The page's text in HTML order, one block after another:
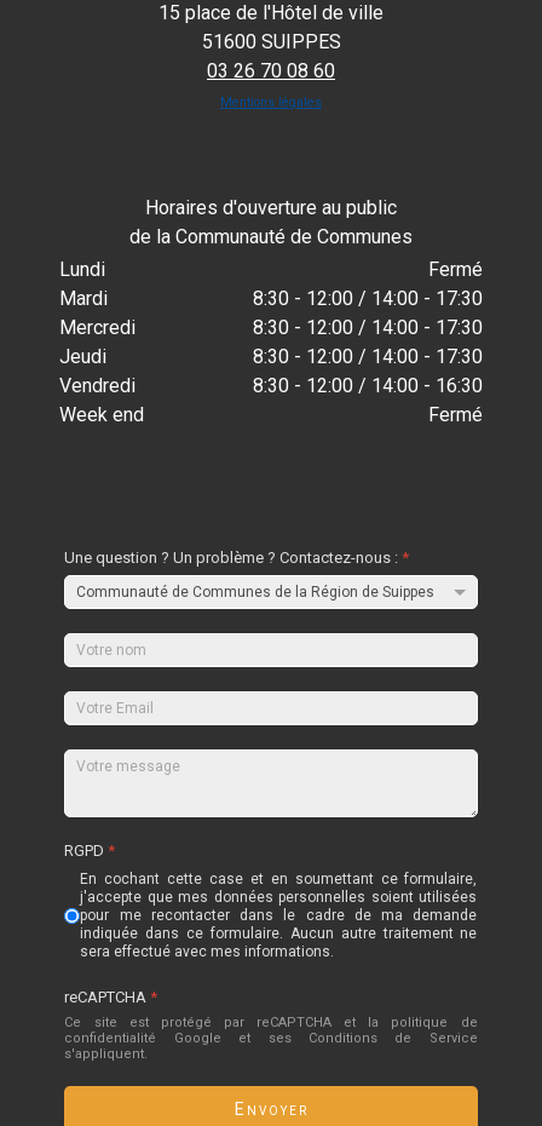
15 place de l'Hôtel de ville
51600 SUIPPES
03 26 70 08 60
Mentions légales
Horaires d'ouverture au public
de la Communauté de Communes
Lundi
Fermé
Mardi
8:30 - 12:00 / 14:00 - 17:30
Mercredi
8:30 - 12:00 / 14:00 - 17:30
Jeudi
8:30 - 12:00 / 14:00 - 17:30
Vendredi
8:30 - 12:00 / 14:00 - 16:30
Week end
Fermé
Une question ? Un problème ? Contactez-nous :*
RGPD*
En cochant cette case et en soumettant ce formulaire,
j'accepte que mes données personnelles soient utilisées
pour me recontacter dans le cadre de ma demande
indiquée dans ce formulaire. Aucun autre traitement ne
sera effectué avec mes informations.
reCAPTCHA*
Ce site est protégé par reCAPTCHA et la politique de
confidentialité Google et
ses Conditions de Service
s'appliquent.
Envoyer